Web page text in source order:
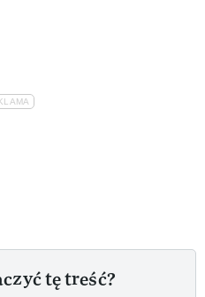
tę treść?